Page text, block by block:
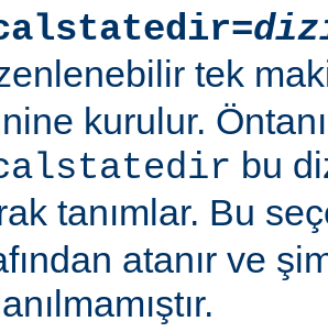
tek
kurulur.
bu
tanımlar. Bu
atanır ve